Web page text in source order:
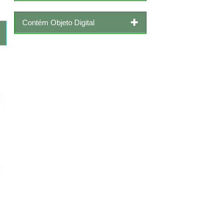
Contém Objeto Digital